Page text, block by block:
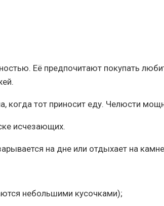
Её предпочитают покупать
когда тот приносит еду. Челюсти
исчезающих.
на дне или отдыхает на
небольшими кусочками);